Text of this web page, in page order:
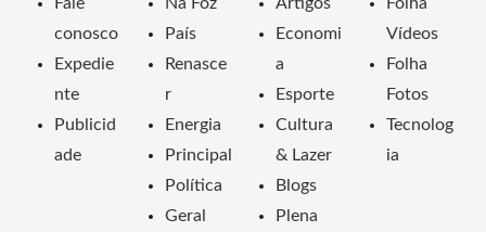
conosco
Expedie
nte
Publicid
ade
País
Renasce
r
Energia
Principal
Política
Geral
Economi
a
Esporte
Cultura
& Lazer
Blogs
Plena
Vídeos
Folha
Fotos
Tecnolog
ia